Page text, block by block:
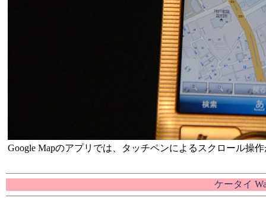
Google Mapのアプリでは、タッチペンによるスクロール操
ケータイ